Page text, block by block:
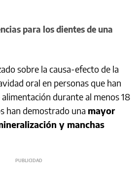
para los dientes de una
sobre la causa-efecto de la
oral en personas que han
durante al menos 18
han demostrado una mayor
y manchas